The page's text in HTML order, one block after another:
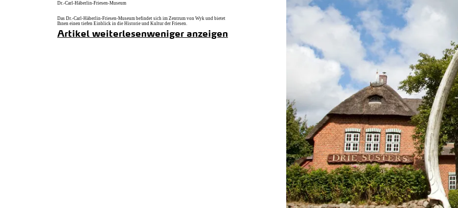
Dr.-Carl-Häberlin-Friesen-Museum
Das Dr.-Carl-Häberlin-Friesen-Museum befindet sich im Zentrum von Wyk und bietet
Ihnen einen tiefen Einblick in die Historie und Kultur der Friesen.
Artikel weiterlesenweniger anzeigen